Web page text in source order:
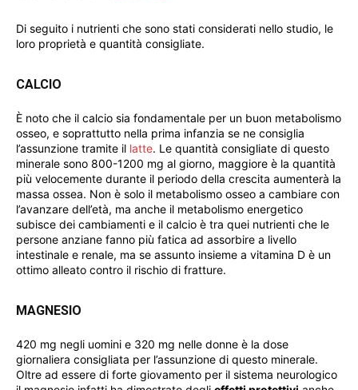
Di seguito i nutrienti che sono stati considerati nello studio, le
loro proprietà e quantità consigliate.
CALCIO
È noto che il calcio sia fondamentale per un buon metabolismo
osseo, e soprattutto nella prima infanzia se ne consiglia
l’assunzione tramite il latte. Le quantità consigliate di questo
minerale sono 800-1200 mg al giorno, maggiore è la quantità
più velocemente durante il periodo della crescita aumenterà la
massa ossea. Non è solo il metabolismo osseo a cambiare con
l’avanzare dell’età, ma anche il metabolismo energetico
subisce dei cambiamenti e il calcio è tra quei nutrienti che le
persone anziane fanno più fatica ad assorbire a livello
intestinale e renale, ma se assunto insieme a vitamina D è un
ottimo alleato contro il rischio di fratture.
MAGNESIO
420 mg negli uomini e 320 mg nelle donne è la dose
giornaliera consigliata per l’assunzione di questo minerale.
Oltre ad essere di forte giovamento per il sistema neurologico